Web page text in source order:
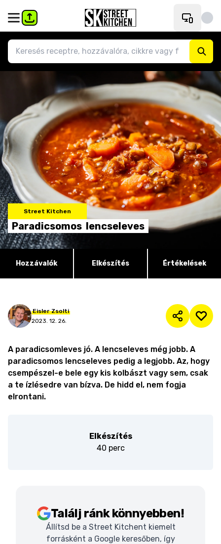
Street Kitchen
Paradicsomos lencseleves
Hozzávalók Elkészítés Értékelések
Eisler Zsolti
2023. 12. 26.
A paradicsomleves jó. A lencseleves még jobb. A
paradicsomos lencseleves pedig a legjobb. Az, hogy
csempészel-e bele egy kis kolbászt vagy sem, csak
a te ízlésedre van bízva. De hidd el, nem fogja
elrontani.
Elkészítés
40 perc
Találj ránk könnyebben!
Állítsd be a Street Kitchent kiemelt
forrásként a Google keresőben, így